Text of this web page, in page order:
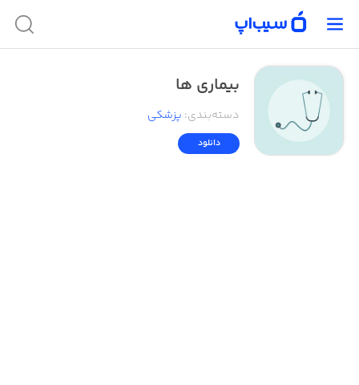
بیماری ها
دسته‌بندی: پزشکی
دانلود